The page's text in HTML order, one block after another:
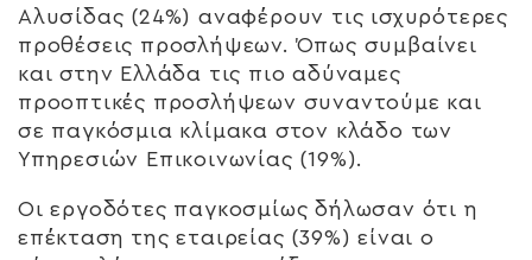
Αλυσίδας (24%) αναφέρουν τις ισχυρότερες
προθέσεις προσλήψεων. Όπως συμβαίνει
και στην Ελλάδα τις πιο αδύναμες
προοπτικές προσλήψεων συναντούμε και
σε παγκόσμια κλίμακα στον κλάδο των
Υπηρεσιών Επικοινωνίας (19%).
Οι εργοδότες παγκοσμίως δήλωσαν ότι η
επέκταση της εταιρείας (39%) είναι ο